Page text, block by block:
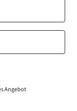
Angebot